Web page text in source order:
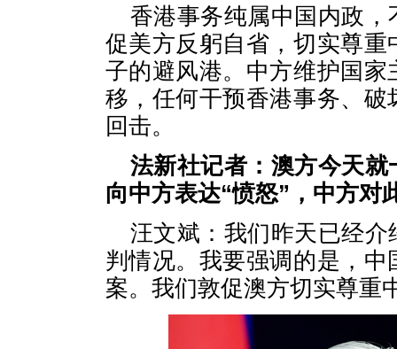
香港事务纯属中国内政
促美方反躬自省，切实尊
子的避风港。中方维护国
移，任何干预香港事务、
回击。
法新社记者：澳方今天
向中方表达“愤怒”，中方对
汪文斌：我们昨天已经
判情况。我要强调的是，
案。我们敦促澳方切实尊重